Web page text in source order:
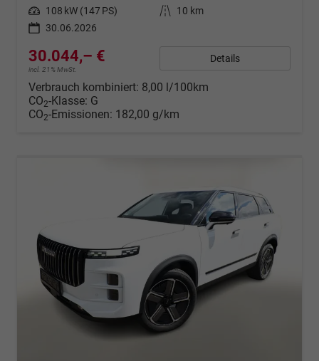
Leistung 108 kW (147 PS) Kilometerstand
10 km
30.06.2026
30.044,– €
incl. 21% MwSt.
Details
Verbrauch kombiniert: 8,00 l/100km
CO2-Klasse: G
CO2-Emissionen: 182,00 g/km